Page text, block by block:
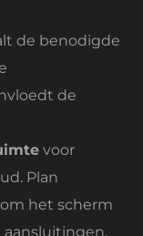
de benodigde
de
voor
Plan
het scherm